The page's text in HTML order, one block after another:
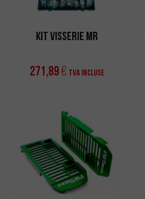
Kit Visserie MR
271,89€ TVA incluse